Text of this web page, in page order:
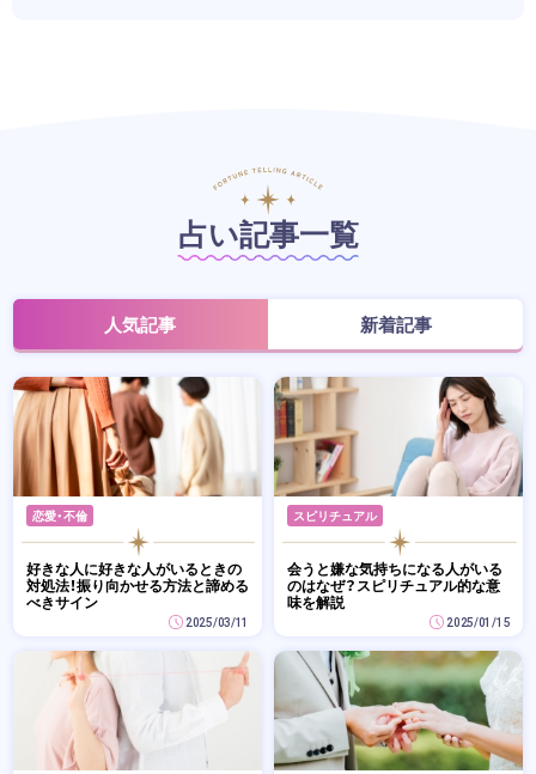
占い記事一覧
人気記事 新着記事
恋愛・不倫
好きな人に好きな人がいるときの
対処法！振り向かせる方法と諦める
べきサイン
2025/03/11
スピリチュアル
会うと嫌な気持ちになる人がいる
のはなぜ？スピリチュアル的な意
味を解説
2025/01/15